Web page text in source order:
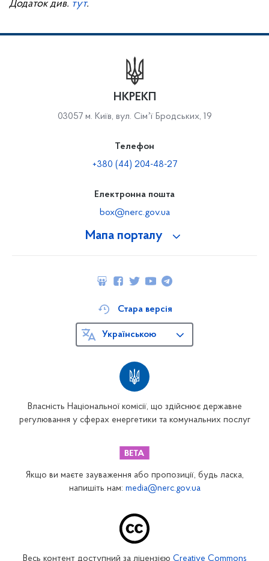
Додаток див. тут.
Мапа порталу
НКРЕКП
03057 м. Київ, вул. Сімʼї Бродських, 19
Телефон
+380 (44) 204-48-27
Електронна пошта
box@nerc.gov.ua
Власність Національної комісії, що здійснює державне
регулювання у сферах енергетики та комунальних послуг
Стара версія
Українською
Якщо ви маєте зауваження або пропозиції, будь ласка,
напишіть нам: media@nerc.gov.ua
Весь контент доступний за ліцензією Creative Commons